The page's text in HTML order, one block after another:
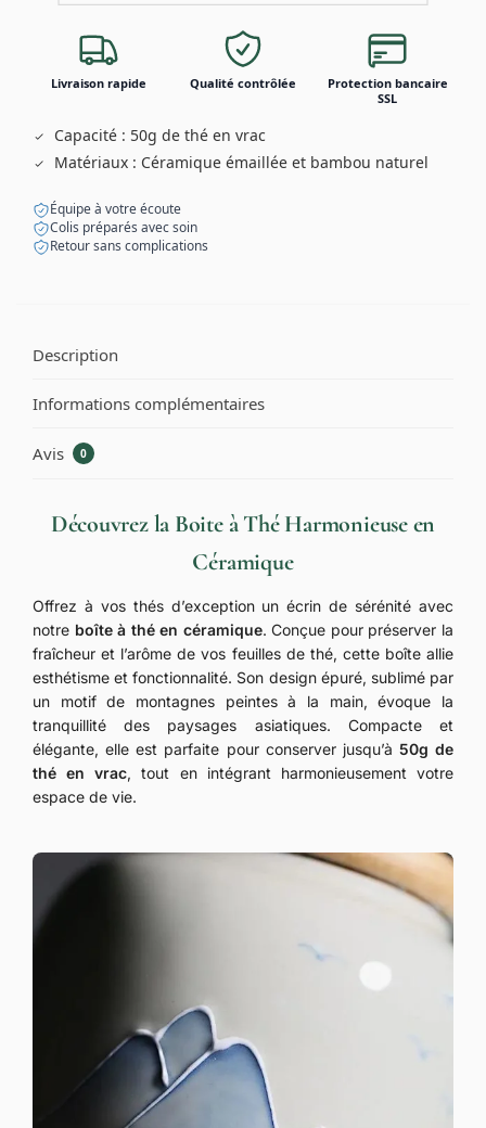
Livraison rapide Qualité contrôlée
Protection bancaire
SSL
Capacité : 50g de thé en vrac
Matériaux : Céramique émaillée et bambou naturel
Équipe à votre écoute
Colis préparés avec soin
Retour sans complications
Description
Informations complémentaires
Avis 0
Découvrez la Boite à Thé Harmonieuse en
Céramique
Offrez à vos thés d’exception un écrin de sérénité avec
notre boîte à thé en céramique. Conçue pour préserver la
fraîcheur et l’arôme de vos feuilles de thé, cette boîte allie
esthétisme et fonctionnalité. Son design épuré, sublimé par
un motif de montagnes peintes à la main, évoque la
tranquillité des paysages asiatiques. Compacte et
élégante, elle est parfaite pour conserver jusqu’à 50g de
thé en vrac, tout en intégrant harmonieusement votre
espace de vie.